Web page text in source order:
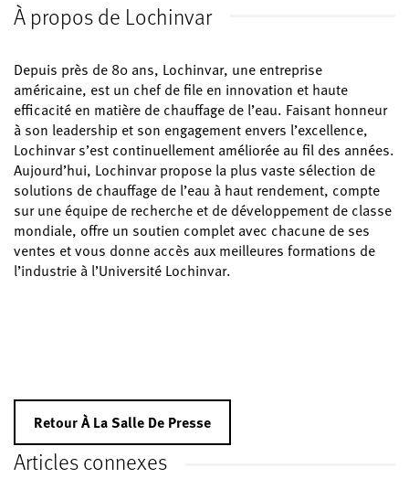
À propos de Lochinvar
Depuis près de 80 ans, Lochinvar, une entreprise
américaine, est un chef de file en innovation et haute
efficacité en matière de chauffage de l’eau. Faisant honneur
à son leadership et son engagement envers l’excellence,
Lochinvar s’est continuellement améliorée au fil des années.
Aujourd’hui, Lochinvar propose la plus vaste sélection de
solutions de chauffage de l’eau à haut rendement, compte
sur une équipe de recherche et de développement de classe
mondiale, offre un soutien complet avec chacune de ses
ventes et vous donne accès aux meilleures formations de
l’industrie à l’Université Lochinvar.
Retour À La Salle De Presse
Articles connexes